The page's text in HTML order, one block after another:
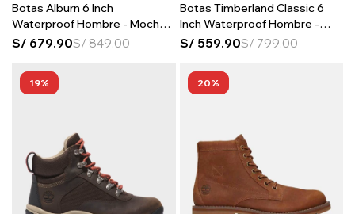
Botas Alburn 6 Inch
Waterproof Hombre - Mocha
Bisque
S/ 679.90S/849.00
Botas Timberland Classic 6
Inch Waterproof Hombre -
Bone
S/ 559.90S/799.00
19 20